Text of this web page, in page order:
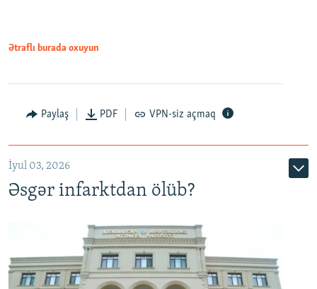
Auto 240p 360p 480p
720p 1080p
Ətraflı burada oxuyun
Paylaş PDF VPN-siz açmaq
İyul 03, 2026
Əsgər infarktdan ölüb?